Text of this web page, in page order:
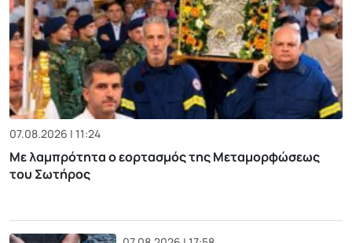
07.08.2026 | 11:24
Με λαμπρότητα ο εορτασμός της Μεταμορφώσεως
του Σωτήρος